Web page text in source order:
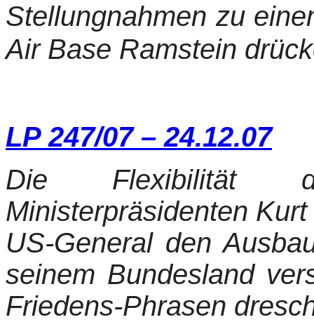
Stellungnahmen zu
Air Base Ramstein
LP 247/07 – 24.12.07
Die Flexibilität
Ministerpräsidenten
US-General den
seinem Bundesland
Friedens-Phrasen